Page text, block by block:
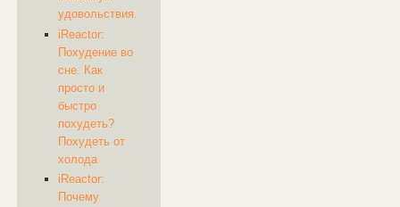
удовольствия.
iReactor:
Похудение во
сне. Как
просто и
быстро
похудеть?
Похудеть от
холода
iReactor:
Почему